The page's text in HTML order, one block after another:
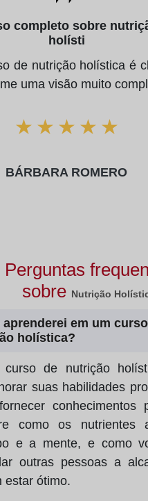
completo sobre
holísti
de nutrição holística é
uma visão muito
★ ★ ★ ★ ★
BÁRBARA ROMERO
Perguntas
sobre Nutrição
aprenderei em um
holística?
curso de nutrição
suas habilidades
conhecimentos
como os nutrientes
e a mente, e como
outras pessoas a
estar ótimo.